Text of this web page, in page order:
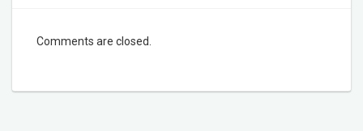
Comments are closed.